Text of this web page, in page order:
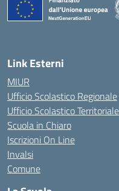
Link Esterni
MIUR
Ufficio Scolastico Regionale
Ufficio Scolastico Territoriale
Scuola in Chiaro
Iscrizioni On Line
Invalsi
Comune